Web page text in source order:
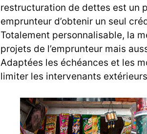
restructuration de dettes est un
emprunteur d’obtenir un seul
Totalement personnalisable, la
projets de l’emprunteur mais
Adaptées les échéances et les
limiter les intervenants